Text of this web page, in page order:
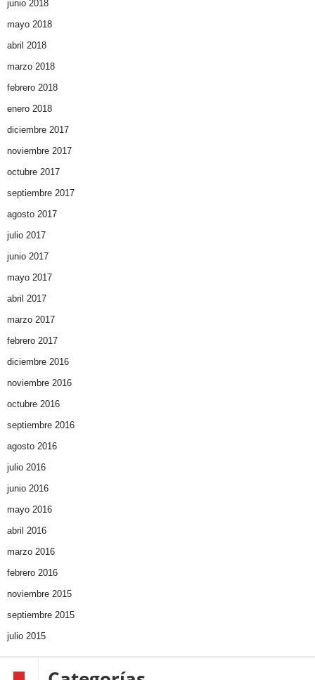
junio 2018
mayo 2018
abril 2018
marzo 2018
febrero 2018
enero 2018
diciembre 2017
noviembre 2017
octubre 2017
septiembre 2017
agosto 2017
julio 2017
junio 2017
mayo 2017
abril 2017
marzo 2017
febrero 2017
diciembre 2016
noviembre 2016
octubre 2016
septiembre 2016
agosto 2016
julio 2016
junio 2016
mayo 2016
abril 2016
marzo 2016
febrero 2016
noviembre 2015
septiembre 2015
julio 2015